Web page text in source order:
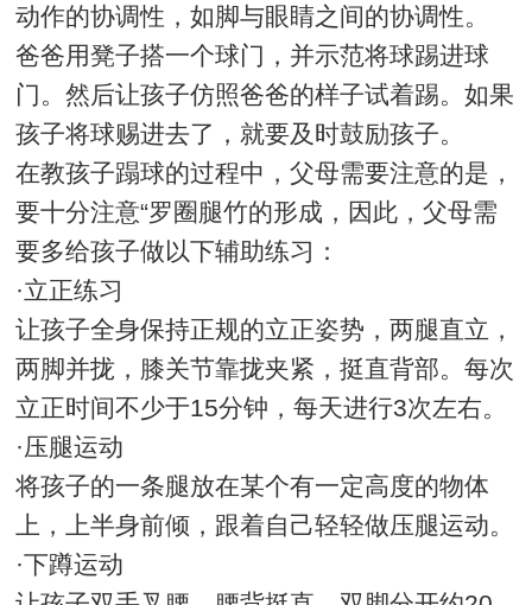
动作的协调性，如脚与眼睛之间的协调性。
爸爸用凳子搭一个球门，并示范将球踢进球
门。然后让孩子仿照爸爸的样子试着踢。如果
孩子将球赐进去了，就要及时鼓励孩子。
在教孩子蹋球的过程中，父母需要注意的是，
要十分注意“罗圈腿竹的形成，因此，父母需
要多给孩子做以下辅助练习：
·立正练习
让孩子全身保持正规的立正姿势，两腿直立，
两脚并拢，膝关节靠拢夹紧，挺直背部。每次
立正时间不少于15分钟，每天进行3次左右。
·压腿运动
将孩子的一条腿放在某个有一定高度的物体
上，上半身前倾，跟着自己轻轻做压腿运动。
·下蹲运动